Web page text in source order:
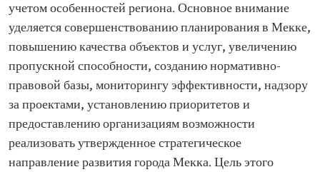
учетом особенностей региона. Основное внимание
уделяется совершенствованию планирования в Мекке,
повышению качества объектов и услуг, увеличению
пропускной способности, созданию нормативно-
правовой базы, мониторингу эффективности, надзору
за проектами, установлению приоритетов и
предоставлению организациям возможности
реализовать утвержденное стратегическое
направление развития города Мекка. Цель этого